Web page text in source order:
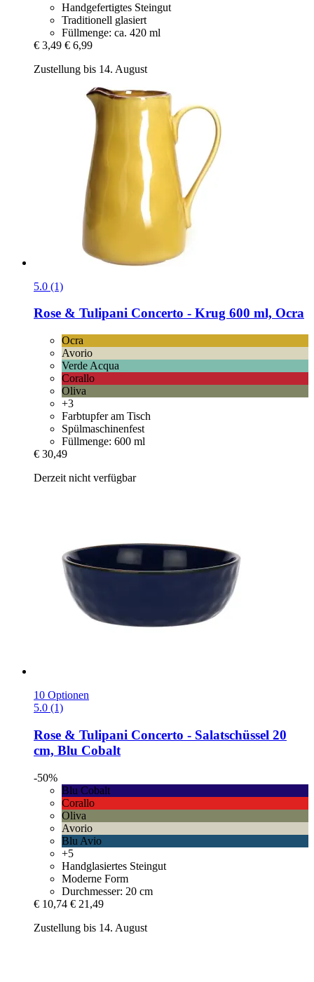
Handgefertigtes Steingut
Traditionell glasiert
Füllmenge: ca. 420 ml
€ 3,49 € 6,99
Zustellung bis 14. August
5.0 (1)
Rose & Tulipani Concerto -​ Krug 600 ml, Ocra
Ocra
Avorio
Verde Acqua
Corallo
Oliva
+3
Farbtupfer am Tisch
Spülmaschinenfest
Füllmenge: 600 ml
€ 30,49
Derzeit nicht verfügbar
10 Optionen
5.0 (1)
Rose & Tulipani Concerto -​ Salatschüssel 20
cm, Blu Cobalt
-50%
Blu Cobalt
Corallo
Oliva
Avorio
Blu Avio
+5
Handglasiertes Steingut
Moderne Form
Durchmesser: 20 cm
€ 10,74 € 21,49
Zustellung bis 14. August